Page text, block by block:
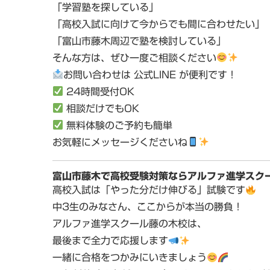
「学習塾を探している」
「高校入試に向けて今からでも間に合わせたい」
「富山市藤木周辺で塾を検討している」
そんな方は、ぜひ一度ご相談ください
お問い合わせは公式LINE が便利です！
24時間受付OK
相談だけでもOK
無料体験のご予約も簡単
お気軽にメッセージくださいね
富山市藤木で高校受験対策ならアルファ進学スク
高校入試は「やった分だけ伸びる」試験です
中3生のみなさん、ここからが本当の勝負！
アルファ進学スクール藤の木校は、
最後まで全力で応援します
一緒に合格をつかみにいきましょう